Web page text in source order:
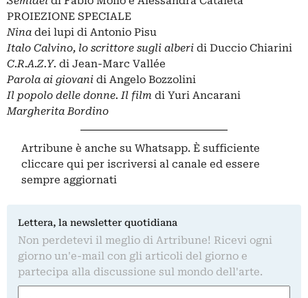
PROIEZIONE SPECIALE
Nina dei lupi di Antonio Pisu
Italo Calvino, lo scrittore sugli alberi di Duccio Chiarini
C.R.A.Z.Y. di Jean-Marc Vallée
Parola ai giovani di Angelo Bozzolini
Il popolo delle donne. Il film di Yuri Ancarani
Margherita Bordino
Artribune è anche su Whatsapp. È sufficiente
cliccare qui per iscriversi al canale ed essere
sempre aggiornati
Lettera, la newsletter quotidiana
Non perdetevi il meglio di Artribune! Ricevi ogni
giorno un'e-mail con gli articoli del giorno e
partecipa alla discussione sul mondo dell'arte.